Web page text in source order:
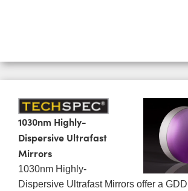
1030nm Highly-
Dispersive Ultrafast
Mirrors
1030nm Highly-
Dispersive Ultrafast Mirrors offer a